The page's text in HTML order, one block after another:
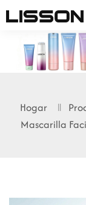
Hogar
Mascarilla